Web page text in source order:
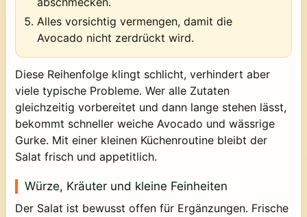
Alles vorsichtig vermengen, damit die
Avocado nicht zerdrückt wird.
Diese Reihenfolge klingt schlicht, verhindert aber
viele typische Probleme. Wer alle Zutaten
gleichzeitig vorbereitet und dann lange stehen lässt,
bekommt schneller weiche Avocado und wässrige
Gurke. Mit einer kleinen Küchenroutine bleibt der
Salat frisch und appetitlich.
Würze, Kräuter und kleine Feinheiten
Der Salat ist bewusst offen für Ergänzungen. Frische